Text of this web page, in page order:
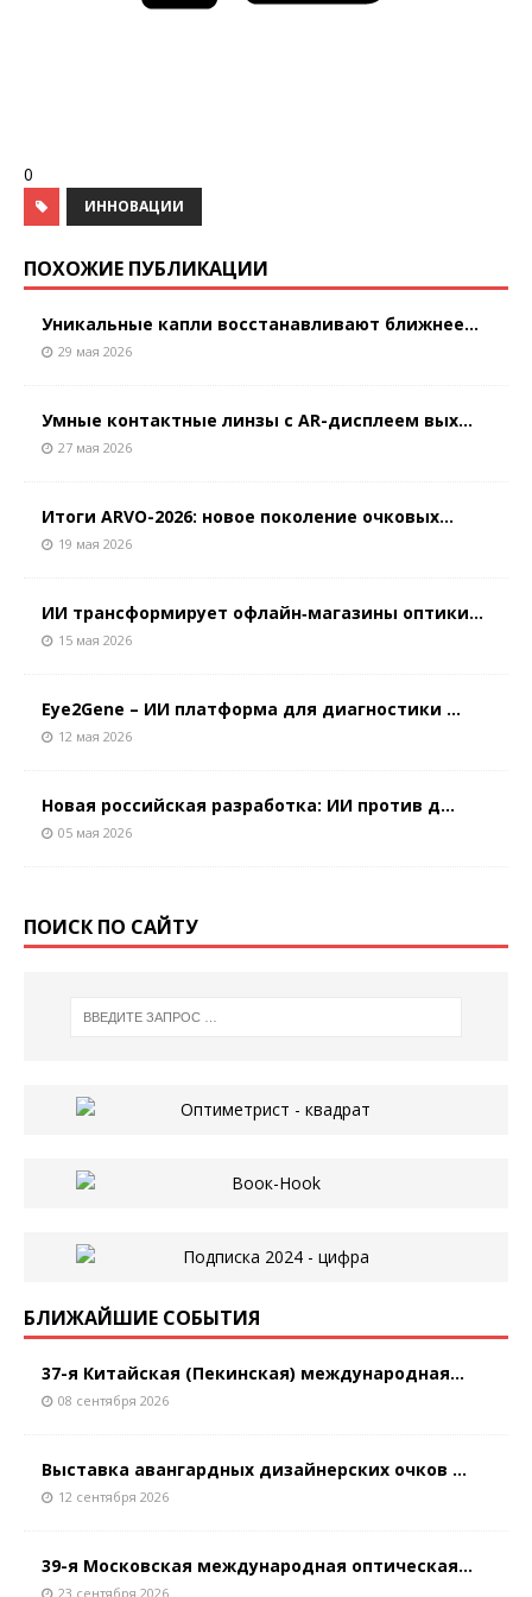
0
ИННОВАЦИИ
ПОХОЖИЕ ПУБЛИКАЦИИ
Уникальные капли восстанавливают ближнее...
29 мая 2026
Умные контактные линзы с AR-дисплеем вых...
27 мая 2026
Итоги ARVO-2026: новое поколение очковых...
19 мая 2026
ИИ трансформирует офлайн‑магазины оптики...
15 мая 2026
Eye2Gene – ИИ платформа для диагностики ...
12 мая 2026
Новая российская разработка: ИИ против д...
05 мая 2026
ПОИСК ПО САЙТУ
БЛИЖАЙШИЕ СОБЫТИЯ
37-я Китайская (Пекинская) международная...
08 сентября 2026
Выставка авангардных дизайнерских очков ...
12 сентября 2026
39-я Московская международная оптическая...
23 сентября 2026